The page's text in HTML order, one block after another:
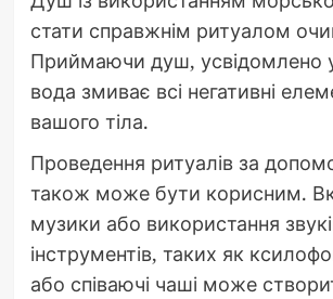
стати справжнім ритуалом
Приймаючи душ, усвідомлено
вода змиває всі негативні
вашого тіла.
Проведення ритуалів за
також може бути корисним.
музики або використання
інструментів, таких як
або співаючі чаші може